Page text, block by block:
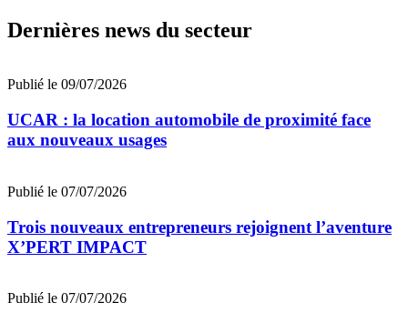
Dernières news du secteur
Publié le 09/07/2026
UCAR : la location automobile de proximité face
aux nouveaux usages
Publié le 07/07/2026
Trois nouveaux entrepreneurs rejoignent l’aventure
X’PERT IMPACT
Publié le 07/07/2026